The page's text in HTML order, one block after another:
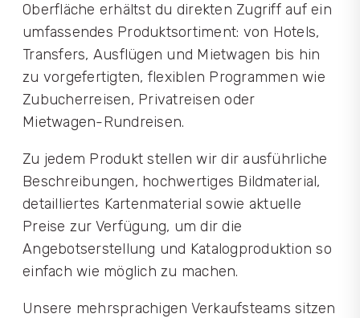
Oberfläche erhältst du direkten Zugriff auf ein
umfassendes Produktsortiment: von Hotels,
Transfers, Ausflügen und Mietwagen bis hin
zu vorgefertigten, flexiblen Programmen wie
Zubucherreisen, Privatreisen oder
Mietwagen-Rundreisen.
Zu jedem Produkt stellen wir dir ausführliche
Beschreibungen, hochwertiges Bildmaterial,
detailliertes Kartenmaterial sowie aktuelle
Preise zur Verfügung, um dir die
Angebotserstellung und Katalogproduktion so
einfach wie möglich zu machen.
Unsere mehrsprachigen Verkaufsteams sitzen